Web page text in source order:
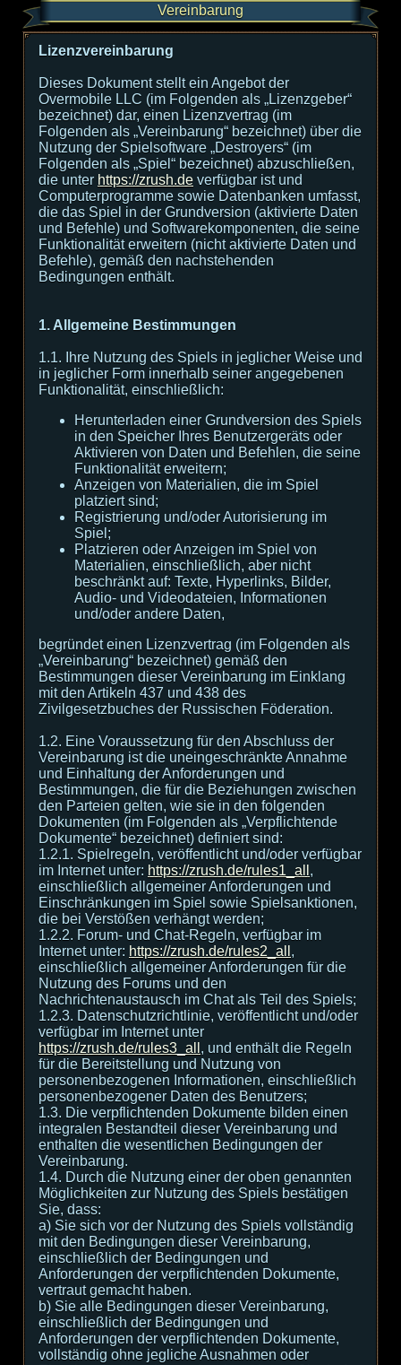
Vereinbarung
Lizenzvereinbarung
Dieses Dokument stellt ein Angebot der
Overmobile LLC (im Folgenden als „Lizenzgeber“
bezeichnet) dar, einen Lizenzvertrag (im
Folgenden als „Vereinbarung“ bezeichnet) über die
Nutzung der Spielsoftware „Destroyers“ (im
Folgenden als „Spiel“ bezeichnet) abzuschließen,
die unter https://zrush.de verfügbar ist und
Computerprogramme sowie Datenbanken umfasst,
die das Spiel in der Grundversion (aktivierte Daten
und Befehle) und Softwarekomponenten, die seine
Funktionalität erweitern (nicht aktivierte Daten und
Befehle), gemäß den nachstehenden
Bedingungen enthält.
1. Allgemeine Bestimmungen
1.1. Ihre Nutzung des Spiels in jeglicher Weise und
in jeglicher Form innerhalb seiner angegebenen
Funktionalität, einschließlich:
Herunterladen einer Grundversion des Spiels
in den Speicher Ihres Benutzergeräts oder
Aktivieren von Daten und Befehlen, die seine
Funktionalität erweitern;
Anzeigen von Materialien, die im Spiel
platziert sind;
Registrierung und/oder Autorisierung im
Spiel;
Platzieren oder Anzeigen im Spiel von
Materialien, einschließlich, aber nicht
beschränkt auf: Texte, Hyperlinks, Bilder,
Audio- und Videodateien, Informationen
und/oder andere Daten,
begründet einen Lizenzvertrag (im Folgenden als
„Vereinbarung“ bezeichnet) gemäß den
Bestimmungen dieser Vereinbarung im Einklang
mit den Artikeln 437 und 438 des
Zivilgesetzbuches der Russischen Föderation.
1.2. Eine Voraussetzung für den Abschluss der
Vereinbarung ist die uneingeschränkte Annahme
und Einhaltung der Anforderungen und
Bestimmungen, die für die Beziehungen zwischen
den Parteien gelten, wie sie in den folgenden
Dokumenten (im Folgenden als „Verpflichtende
Dokumente“ bezeichnet) definiert sind:
1.2.1. Spielregeln, veröffentlicht und/oder verfügbar
im Internet unter: https://zrush.de/rules1_all ,
einschließlich allgemeiner Anforderungen und
Einschränkungen im Spiel sowie Spielsanktionen,
die bei Verstößen verhängt werden;
1.2.2. Forum- und Chat-Regeln, verfügbar im
Internet unter: https://zrush.de/rules2_all ,
einschließlich allgemeiner Anforderungen für die
Nutzung des Forums und den
Nachrichtenaustausch im Chat als Teil des Spiels;
1.2.3. Datenschutzrichtlinie, veröffentlicht und/oder
verfügbar im Internet unter
https://zrush.de/rules3_all , und enthält die Regeln
für die Bereitstellung und Nutzung von
personenbezogenen Informationen, einschließlich
personenbezogener Daten des Benutzers;
1.3. Die verpflichtenden Dokumente bilden einen
integralen Bestandteil dieser Vereinbarung und
enthalten die wesentlichen Bedingungen der
Vereinbarung.
1.4. Durch die Nutzung einer der oben genannten
Möglichkeiten zur Nutzung des Spiels bestätigen
Sie, dass:
а) Sie sich vor der Nutzung des Spiels vollständig
mit den Bedingungen dieser Vereinbarung,
einschließlich der Bedingungen und
Anforderungen der verpflichtenden Dokumente,
vertraut gemacht haben.
b) Sie alle Bedingungen dieser Vereinbarung,
einschließlich der Bedingungen und
Anforderungen der verpflichtenden Dokumente,
vollständig ohne jegliche Ausnahmen oder